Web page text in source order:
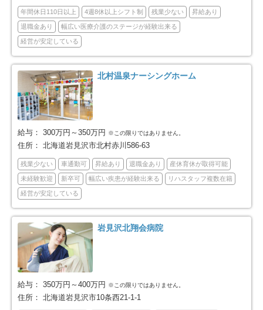
網走市 10 留萌市 1
苫小牧市 34
美唄市 1 江別市 20
紋別市 2
名寄市
千歳市
深川市 2 富良野市 3
登別市 4 恵庭市 11
伊達市 8
石狩市 11
石狩郡当別町 4
年間休日110日以上 4週8休以上シフト制 残業少ない 昇給あり
退職金あり 幅広い医療介護のステージが経験出来る
経営が安定している
北村温泉ナーシングホーム
給与： 300万円～350万円 ※この限りではありません。
住所： 北海道岩見沢市北村赤川586-63
残業少ない 車通勤可 昇給あり 退職金あり 産休育休が取得可能
未経験歓迎 新卒可 幅広い疾患が経験出来る リハスタッフ複数在籍
経営が安定している
岩見沢北翔会病院
給与： 350万円～400万円 ※この限りではありません。
住所： 北海道岩見沢市10条西21-1-1